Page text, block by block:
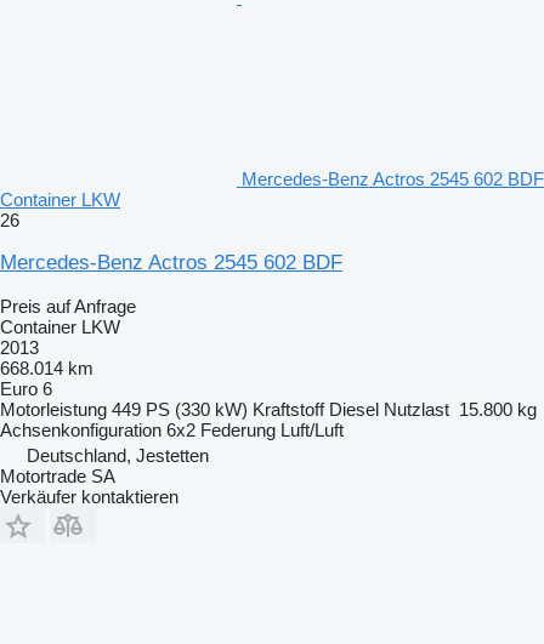
Mercedes-Benz Actros 2545 602 BDF
Container LKW
26
Mercedes-Benz Actros 2545 602 BDF
Preis auf Anfrage
Container LKW
2013
668.014 km
Euro 6
Motorleistung 449 PS (330 kW) Kraftstoff Diesel Nutzlast 15.800 kg
Achsenkonfiguration 6x2 Federung Luft/Luft
Deutschland, Jestetten
Motortrade SA
Verkäufer kontaktieren